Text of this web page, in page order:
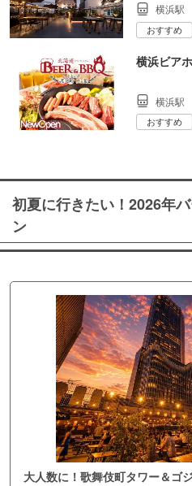
横浜駅
おすすめ
横浜ビア
横浜駅
おすすめ
初夏に行きたい！2026年
ン
大人数に！歌舞伎町タワー＆ゴ